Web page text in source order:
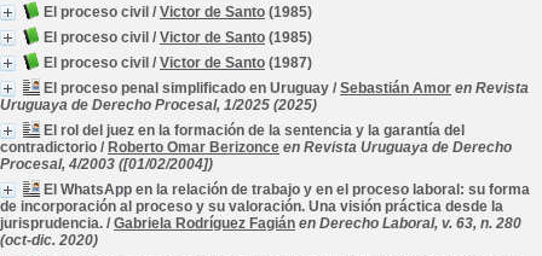
El proceso civil / Victor de Santo (1985)
El proceso civil / Victor de Santo (1985)
El proceso civil / Victor de Santo (1987)
El proceso penal simplificado en Uruguay / Sebastián Amor en Revista
Uruguaya de Derecho Procesal, 1/2025 (2025)
El rol del juez en la formación de la sentencia y la garantía del
contradictorio / Roberto Omar Berizonce en Revista Uruguaya de Derecho
Procesal, 4/2003 ([01/02/2004])
El WhatsApp en la relación de trabajo y en el proceso laboral: su forma
de incorporación al proceso y su valoración. Una visión práctica desde la
jurisprudencia. / Gabriela Rodríguez Fagián en Derecho Laboral, v. 63, n. 280
(oct-dic. 2020)